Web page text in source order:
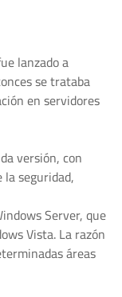
lanzado a
se trataba
en servidores
versión, con
seguridad,
Server, que
Vista. La razón
áreas